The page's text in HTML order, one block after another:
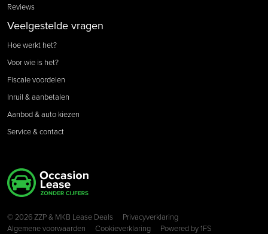
Reviews
Veelgestelde vragen
Hoe werkt het?
Voor wie is het?
Fiscale voordelen
Inruil & aanbetalen
Aanbod & auto kiezen
Service & contact
Copyright navigation
© 2026 ZZP & MKB Lease Deals
Privacyverklaring
Algemene voorwaarden
Cookieverklaring Powered by1FS